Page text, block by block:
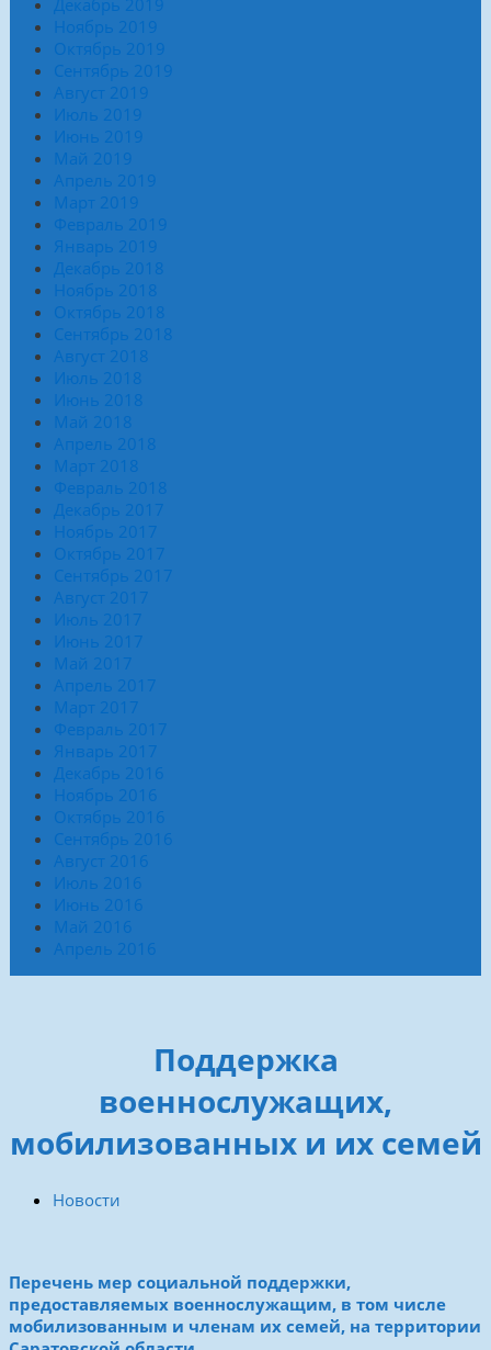
Декабрь 2019
Ноябрь 2019
Октябрь 2019
Сентябрь 2019
Август 2019
Июль 2019
Июнь 2019
Май 2019
Апрель 2019
Март 2019
Февраль 2019
Январь 2019
Декабрь 2018
Ноябрь 2018
Октябрь 2018
Сентябрь 2018
Август 2018
Июль 2018
Июнь 2018
Май 2018
Апрель 2018
Март 2018
Февраль 2018
Декабрь 2017
Ноябрь 2017
Октябрь 2017
Сентябрь 2017
Август 2017
Июль 2017
Июнь 2017
Май 2017
Апрель 2017
Март 2017
Февраль 2017
Январь 2017
Декабрь 2016
Ноябрь 2016
Октябрь 2016
Сентябрь 2016
Август 2016
Июль 2016
Июнь 2016
Май 2016
Апрель 2016
Поддержка
военнослужащих,
мобилизованных и их семей
Новости
Перечень мер социальной поддержки,
предоставляемых военнослужащим, в том числе
мобилизованным и членам их семей, на территории